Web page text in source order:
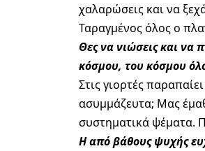
χαλαρώσεις και να
Ταραγμένος όλος ο
Θες να νιώσεις και να
κόσμου, του κόσμου
Στις γιορτές
ασυμμάζευτα; Μας
συστηματικά ψέματα.
Η από βάθους ψυχής